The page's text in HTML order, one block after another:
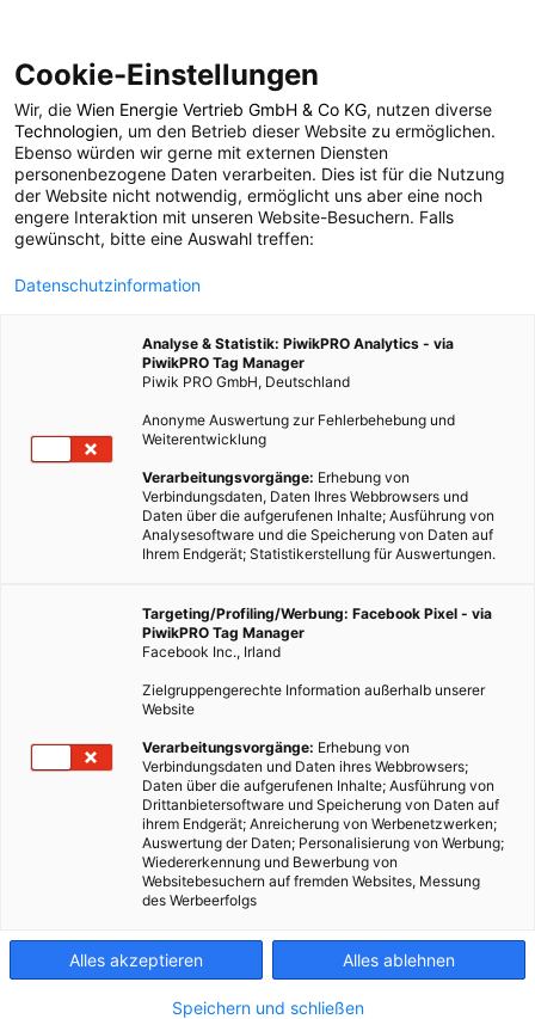
POSTS BY TAG
mahlzeitenplan
1 BEITRAG
Cookie-Einstellungen
Wir, die Wien Energie Vertrieb GmbH & Co KG, nutzen diverse
Technologien, um den Betrieb dieser Website zu ermöglichen.
Ebenso würden wir gerne mit externen Diensten
personenbezogene Daten verarbeiten. Dies ist für die Nutzung
der Website nicht notwendig, ermöglicht uns aber eine noch
engere Interaktion mit unseren Website-Besuchern. Falls
gewünscht, bitte eine Auswahl treffen:
Datenschutzinformation
Analyse & Statistik: PiwikPRO Analytics - via
PiwikPRO Tag Manager
Piwik PRO GmbH, Deutschland
Anonyme Auswertung zur Fehlerbehebung und
Weiterentwicklung
Verarbeitungsvorgänge: Erhebung von
Verbindungsdaten, Daten Ihres Webbrowsers und
Daten über die aufgerufenen Inhalte; Ausführung von
Analysesoftware und die Speicherung von Daten auf
Ihrem Endgerät; Statistikerstellung für Auswertungen.
Targeting/Profiling/Werbung: Facebook Pixel - via
PiwikPRO Tag Manager
Facebook Inc., Irland
Zielgruppengerechte Information außerhalb unserer
Website
Verarbeitungsvorgänge: Erhebung von
Verbindungsdaten und Daten ihres Webbrowsers;
Daten über die aufgerufenen Inhalte; Ausführung von
Drittanbietersoftware und Speicherung von Daten auf
ihrem Endgerät; Anreicherung von Werbenetzwerken;
Auswertung der Daten; Personalisierung von Werbung;
Wiedererkennung und Bewerbung von
Websitebesuchern auf fremden Websites, Messung
des Werbeerfolgs
Alles akzeptieren Alles ablehnen
Speichern und schließen